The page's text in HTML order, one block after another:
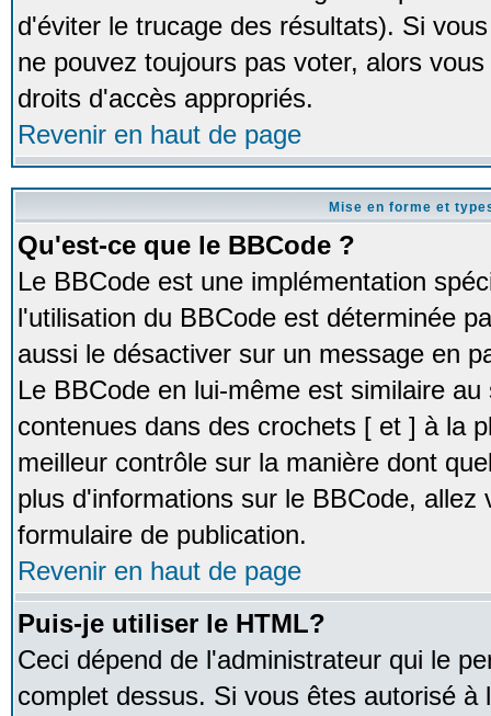
d'éviter le trucage des résultats). Si
ne pouvez toujours pas voter, alors
droits d'accès appropriés.
Revenir en haut de page
Mise en forme et
Qu'est-ce que le BBCode ?
Le BBCode est une implémentation
l'utilisation du BBCode est déterminée
aussi le désactiver sur un message en
Le BBCode en lui-même est similaire
contenues dans des crochets [ et ] à la
meilleur contrôle sur la manière dont
plus d'informations sur le BBCode,
formulaire de publication.
Revenir en haut de page
Puis-je utiliser le HTML?
Ceci dépend de l'administrateur qui le
complet dessus. Si vous êtes autorisé à